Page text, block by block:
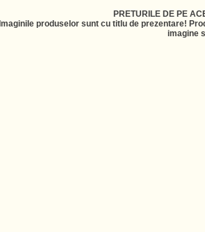
PRETURILE DE PE
Imaginile produselor sunt cu titlu de prezentare!
imagine